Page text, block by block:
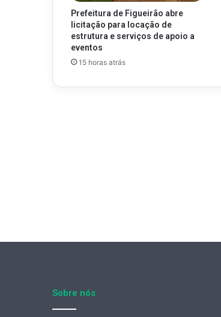
Prefeitura de Figueirão abre
licitação para locação de
estrutura e serviços de apoio a
eventos
15 horas atrás
Sobre nós